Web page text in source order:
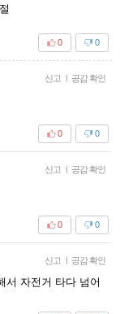
0
0
신고 | 공감 확인
0
0
신고 | 공감 확인
0
0
신고 | 공감 확인
서 자전거 타다 넘어